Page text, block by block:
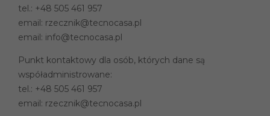
tel.: +48 505 461 957
email: rzecznik@tecnocasa.pl
email: info@tecnocasa.pl
Punkt kontaktowy dla osób, których dane są
współadministrowane:
tel.: +48 505 461 957
email: rzecznik@tecnocasa.pl